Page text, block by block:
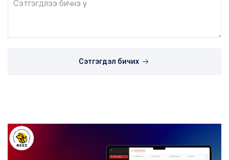
Сэтгэгдэл бичих